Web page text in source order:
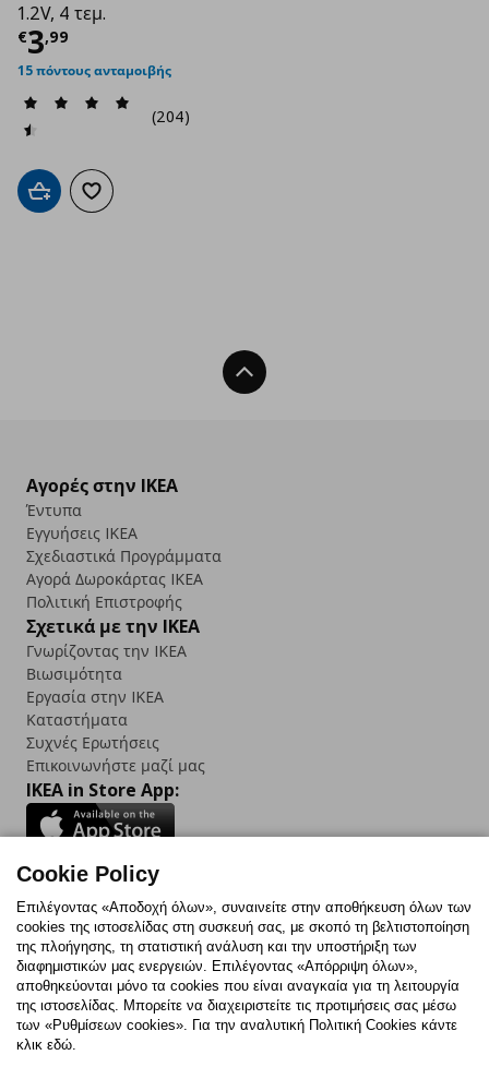
1.2V, 4 τεμ.
€3,99
Τρέχουσα τιμή
15 πόντους ανταμοιβής
(204)
Προσθήκη στο καλάθι
Προσθήκη στα αγαπημένα
Back To Top
Αγορές στην IKEA
Έντυπα
Εγγυήσεις IKEA
Σχεδιαστικά Προγράμματα
Αγορά Δωρoκάρτας IKEA
Πολιτική Επιστροφής
Σχετικά με την IKEA
Γνωρίζοντας την IKEA
Βιωσιμότητα
Εργασία στην IKEA
Καταστήματα
Συχνές Ερωτήσεις
Επικοινωνήστε μαζί μας
IKEA in Store App:
Follow us:
FacebookInstagram
TikTokYoutubePinterestTwitter
Cookie Policy
Επιλέγοντας «Αποδοχή όλων», συναινείτε στην αποθήκευση όλων των
cookies της ιστοσελίδας στη συσκευή σας, με σκοπό τη βελτιστοποίηση
της πλοήγησης, τη στατιστική ανάλυση και την υποστήριξη των
διαφημιστικών μας ενεργειών. Επιλέγοντας «Απόρριψη όλων»,
αποθηκεύονται μόνο τα cookies που είναι αναγκαία για τη λειτουργία
της ιστοσελίδας. Μπορείτε να διαχειριστείτε τις προτιμήσεις σας μέσω
των «Ρυθμίσεων cookies». Για την αναλυτική Πολιτική Cookies κάντε
κλικ εδώ.